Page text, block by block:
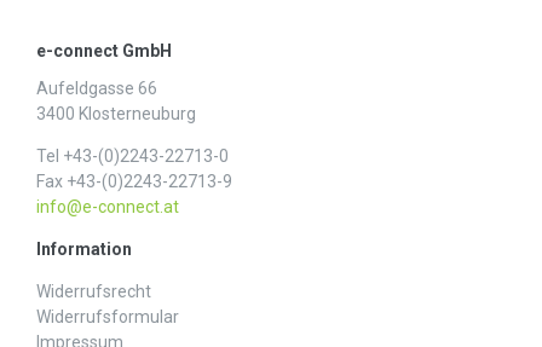
e-connect GmbH
Aufeldgasse 66
3400 Klosterneuburg
Tel +43-(0)2243-22713-0
Fax +43-(0)2243-22713-9
info@e-connect.at
Information
Widerrufs­recht
Widerrufs­formular
Impressum